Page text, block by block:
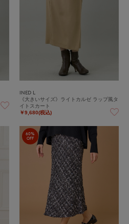
INED L
《大きいサイズ》ライトカルゼ ラップ風タ
イトスカート
￥9,680(税込)
60%
OFF